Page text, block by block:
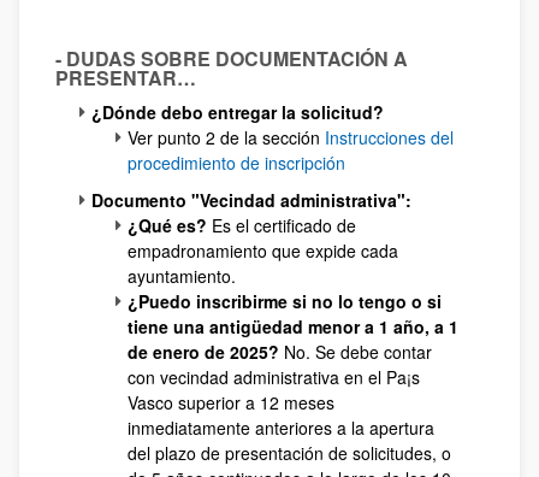
- DUDAS SOBRE DOCUMENTACIÓN A
PRESENTAR…
¿Dónde debo entregar la solicitud?
Ver punto 2 de la sección Instrucciones del
procedimiento de inscripción
Documento "Vecindad administrativa":
¿Qué es? Es el certificado de
empadronamiento que expide cada
ayuntamiento.
¿Puedo inscribirme si no lo tengo o si
tiene una antigüedad menor a 1 año, a 1
de enero de 2025? No. Se debe contar
con vecindad administrativa en el Pa¡s
Vasco superior a 12 meses
inmediatamente anteriores a la apertura
del plazo de presentación de solicitudes, o